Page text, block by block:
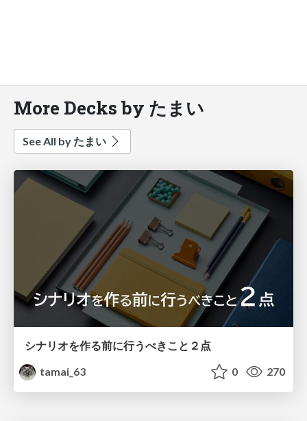
More Decks by たまい
See All by たまい
シナリオを作る前に行うべきこと２点
tamai_63
0 270